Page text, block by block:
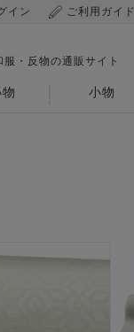
イン ご利用ガイド
・反物の通販サイト
小物